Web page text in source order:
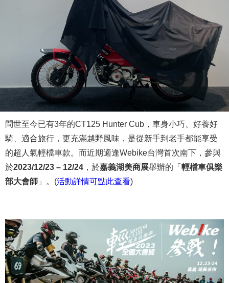
問世至今已有3年的CT125 Hunter Cub，車身小巧、好養好
騎、適合旅行，更充滿越野風味，是從新手到老手都能享受
的超人氣輕檔車款。而近期適逢Webike台灣首次南下，參與
於2023/12/23 – 12/24 ，於嘉義湖美商展舉辦的「 輕檔車俱樂
部大會師 」。(活動詳情可點此查看)